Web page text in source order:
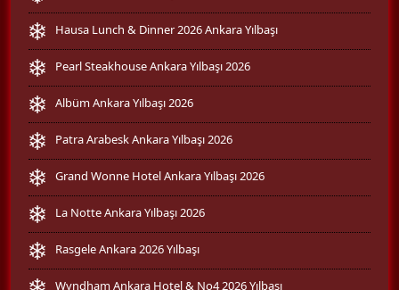
Hausa Lunch & Dinner 2026 Ankara Yılbaşı
Pearl Steakhouse Ankara Yılbaşı 2026
Albüm Ankara Yılbaşı 2026
Patra Arabesk Ankara Yılbaşı 2026
Grand Wonne Hotel Ankara Yılbaşı 2026
La Notte Ankara Yılbaşı 2026
Rasgele Ankara 2026 Yılbaşı
Wyndham Ankara Hotel & No4 2026 Yılbaşı